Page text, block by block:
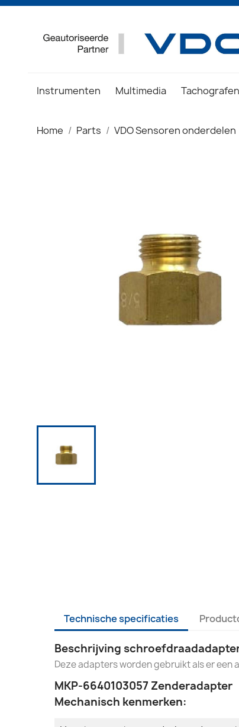
Instrumenten Multimedia Tachografen
Home Parts VDO Sensoren onderdelen
Technische specificaties
Beschrijving
Deze adapters worden gebruikt als er een
MKP-6640103057 Zenderadapter
Mechanisch kenmerken: